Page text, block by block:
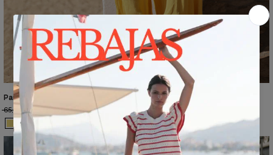
Pantalón Alabama LN55
65,00€
26,00€